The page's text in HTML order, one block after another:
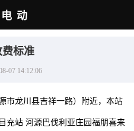
动
标准
07 14:12:06
市龙川县吉祥一路）附近，本站
充站 河源巴伐利亚庄园福朋喜来